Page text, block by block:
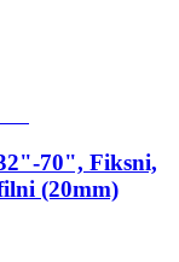
70", Fiksni,
(20mm)